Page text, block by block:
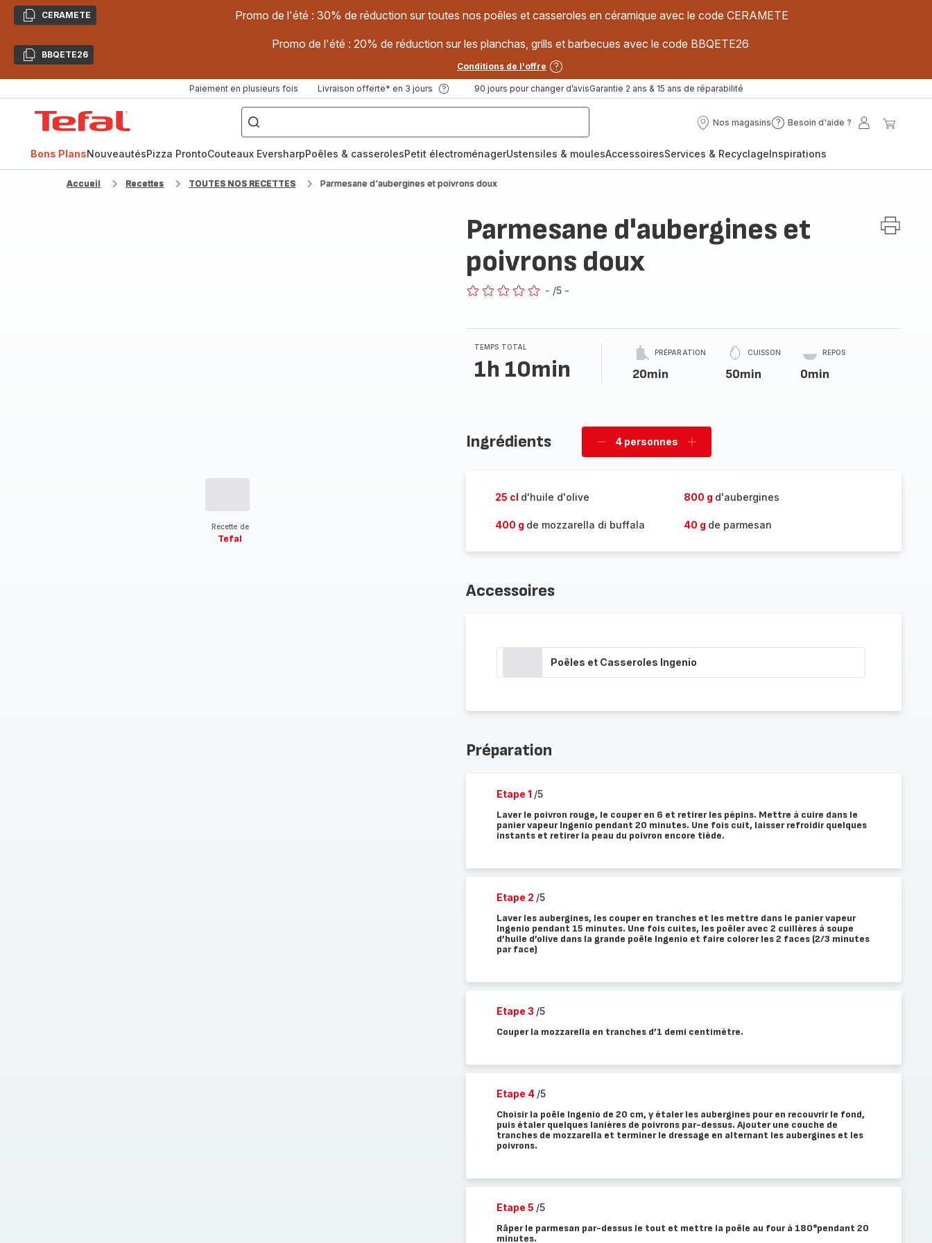
CopierCERAMETE Promo de l'été : 30% de réduction sur toutes nos poêles et casseroles en céramique avec le code CERAMETE
CopierBBQETE26
Promo de l'été : 20% de réduction sur les planchas, grills et barbecues avec le code BBQETE26
Conditions de l'offre
Paiement en plusieurs fois Livraison offerte* en 3 jours 90 jours pour changer d’avisGarantie 2 ans & 15 ans de réparabilité
["Poêles
inox,
Cake
Factory,
Nos magasins
Nos
Besoin d'aide ?
Besoin
?
Mon
Bons PlansNouveautésPizza ProntoCouteaux EversharpPoêles & casserolesPetit électroménagerUstensiles & moulesAccessoiresServices & RecyclageInspirations
Accueil Recettes TOUTES NOS RECETTES Parmesane d'aubergines et poivrons doux
Recette de
Tefal
Parmesane d'aubergines et
poivrons doux
- /5 -
TEMPS TOTAL
1h 10min
PRÉPARATION
20min
CUISSON
50min
REPOS
0min
Ingrédients
Supprimer
4 personnes
Ajouter
25 cl d'huile d'olive 800 g d'aubergines
400 g de mozzarella di buffala 40 g de parmesan
Accessoires
Poêles et Casseroles Ingenio
Préparation
Etape 1 /5
Laver le poivron rouge, le couper en 6 et retirer les pépins. Mettre à cuire dans le
panier vapeur Ingenio pendant 20 minutes. Une fois cuit, laisser refroidir quelques
instants et retirer la peau du poivron encore tiède.
Etape 2 /5
Laver les aubergines, les couper en tranches et les mettre dans le panier vapeur
Ingenio pendant 15 minutes. Une fois cuites, les poêler avec 2 cuillères à soupe
d’huile d’olive dans la grande poêle Ingenio et faire colorer les 2 faces (2/3 minutes
par face)
Etape 3 /5
Couper la mozzarella en tranches d’1 demi centimètre.
Etape 4 /5
Choisir la poêle Ingenio de 20 cm, y étaler les aubergines pour en recouvrir le fond,
puis étaler quelques lanières de poivrons par-dessus. Ajouter une couche de
tranches de mozzarella et terminer le dressage en alternant les aubergines et les
poivrons.
Etape 5 /5
Râper le parmesan par-dessus le tout et mettre la poêle au four à 180°pendant 20
minutes.